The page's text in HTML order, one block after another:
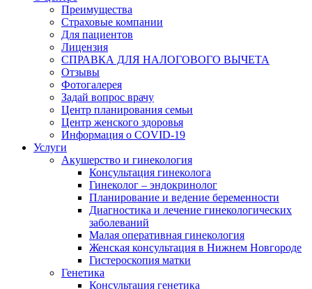
Преимущества
Страховые компании
Для пациентов
Лицензия
СПРАВКА ДЛЯ НАЛОГОВОГО ВЫЧЕТА
Отзывы
Фотогалерея
Задай вопрос врачу
Центр планирования семьи
Центр женского здоровья
Информация о COVID-19
Услуги
Акушерство и гинекология
Консультация гинеколога
Гинеколог – эндокринолог
Планирование и ведение беременности
Диагностика и лечение гинекологических
заболеваний
Малая оперативная гинекология
Женская консультация в Нижнем Новгороде
Гистероскопия матки
Генетика
Консультация генетика